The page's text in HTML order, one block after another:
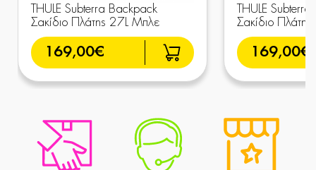
THULE Subterra Backpack
Σακίδιο Πλάτης 27L Μπλε
169,00€
THULE
Σακίδιο Πλάτης
169,00€